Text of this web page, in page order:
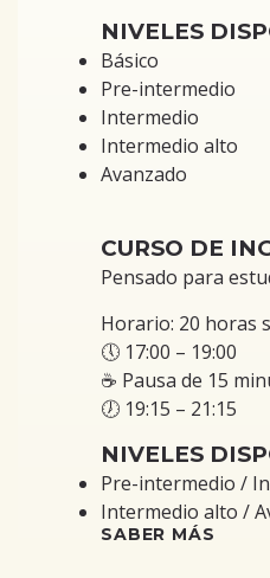
NIVELES
Básico
Pre-intermedio
Intermedio
Intermedio alto
Avanzado
CURSO DE
Pensado para
Horario: 20 horas
🕔 17:00 – 19:00
☕ Pausa de 15
🕖 19:15 – 21:15
NIVELES
Pre-intermedio /
Intermedio alto /
SABER MÁS